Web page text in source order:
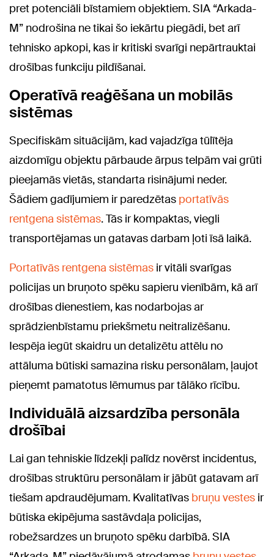
pret potenciāli bīstamiem objektiem. SIA “Arkada-
M” nodrošina ne tikai šo iekārtu piegādi, bet arī
tehnisko apkopi, kas ir kritiski svarīgi nepārtrauktai
drošības funkciju pildīšanai.
Operatīvā reaģēšana un mobilās
sistēmas
Specifiskām situācijām, kad vajadzīga tūlītēja
aizdomīgu objektu pārbaude ārpus telpām vai grūti
pieejamās vietās, standarta risinājumi neder.
Šādiem gadījumiem ir paredzētas portatīvās
rentgena sistēmas. Tās ir kompaktas, viegli
transportējamas un gatavas darbam ļoti īsā laikā.
Portatīvās rentgena sistēmas ir vitāli svarīgas
policijas un bruņoto spēku sapieru vienībām, kā arī
drošības dienestiem, kas nodarbojas ar
sprādzienbīstamu priekšmetu neitralizēšanu.
Iespēja iegūt skaidru un detalizētu attēlu no
attāluma būtiski samazina risku personālam, ļaujot
pieņemt pamatotus lēmumus par tālāko rīcību.
Individuālā aizsardzība personāla
drošībai
Lai gan tehniskie līdzekļi palīdz novērst incidentus,
drošības struktūru personālam ir jābūt gatavam arī
tiešam apdraudējumam. Kvalitatīvas bruņu vestes ir
būtiska ekipējuma sastāvdaļa policijas,
robežsardzes un bruņoto spēku darbībā. SIA